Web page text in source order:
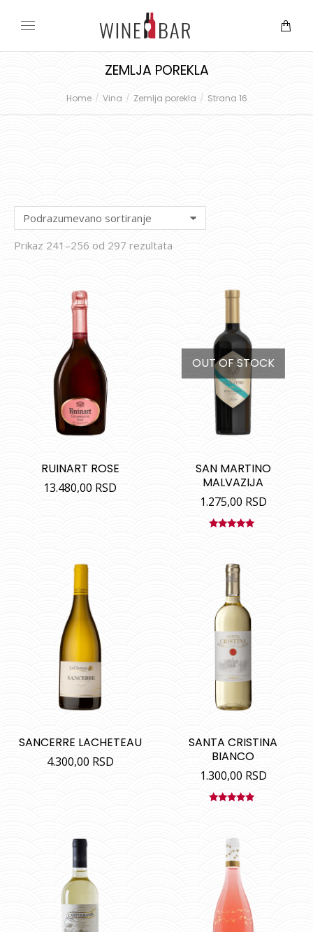
ZEMLJA POREKLA
You are here:
Home Vina Zemlja porekla Strana 16
Prikaz 241–256 od 297 rezultata
RUINART ROSE
13.480,00 RSD
OUT OF STOCK
SAN MARTINO
MALVAZIJA
1.275,00 RSD
SANCERRE LACHETEAU
4.300,00 RSD
SANTA CRISTINA
BIANCO
1.300,00 RSD